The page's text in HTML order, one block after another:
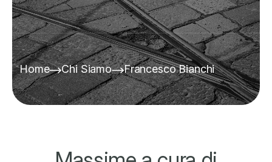
Home Chi Siamo Francesco Bianchi